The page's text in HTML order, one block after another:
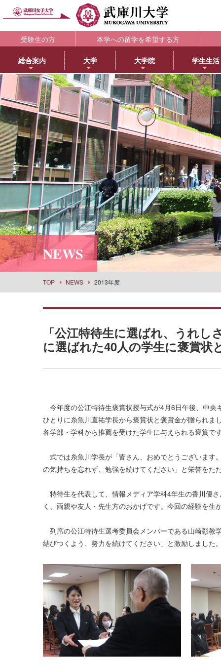
受験生の方 本学への留学を希望する方
総合案内
理念・歴史
教育理念
学院長メッセージ
学長メッセージ
3つのポリシーとアセスメントポリシー
学びの特徴
武庫川女子大学のあゆみ
大学
大学
日本語日本文学科
歴史文化学科
英語グローバル学科
教育学科
心理学科
社会福祉学科
健康・スポーツ科学科
スポーツマネジメント学科
生活環境学科
社会情報学科
食物栄養学科
建築学科
景観建築学科
演奏学科
応用音楽学科
薬学科
健康生命薬科学科
環境共生学科
経営学科
目指せる主な進路・取得できる教員免許
大学院
大学院・専攻科
大学院NEWS・EVENTS
教育学専攻
健康・スポーツ科学専攻
食創造科学専攻
薬学専攻
音楽専攻科
学生生活
学生支援部署
教務部
学生部
国際センター
学校教育センター
キャリアセンター
総合情報システム部（ICTヘルプデスク）
健康サポートセンター
学生相談センター
学生サポート室（障がい学生支援）
スポーツセンター
丹嶺学苑研修センター
男女共同参画推進課
事業部
武庫女エンタープライズ
キャリア支援
キャリアセンター
薬学部学生の就職支援
内定先輩アドバイザーの声
研究所
教育総合研究所
健康科学総合研究所
女性活躍総合研究所
教育・研究
研究ポータル
動物実験委員会
女性研究リー
武庫川女子大
センター
スポーツセンタ
アメリカ分校で学ぶ
アメリカ分校（English）
留学プログラム
日本文化センター
アメリカ分校キャンパスマップ
CEA認定状について
附属図書館
利用案内
蔵書検索
マイライブラリ
データベース一覧
武庫川女子大学リポジトリ
LibrariE
学習・研究支援
附属総合ミュージアム
利用案内
所蔵品検索
NEWS
TOP NEWS 2013年度
「公江特待生に選ばれ、うれ
に選ばれた40人の学生に褒賞状
今年度の公江特待生褒賞状授与式が4月6日午後、中
ひとりに糸魚川直祐学長から褒賞状と褒賞金が贈られ
各学部・学科から推薦を受けた学生に与えられる褒賞で
式では糸魚川学長が「皆さん、おめでとうございます
の気持ちを忘れず、勉強を続けてください」と栄誉をた
特待生を代表して、情報メディア学科4年生の香川優
く、両親や友人・先生方のおかげです。今回の経験を
列席の公江特待生選考委員会メンバーである山崎彰教
結びつくよう、努力を続けてください」と激励しました